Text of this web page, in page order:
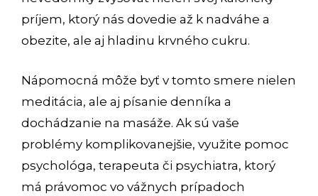
príjem, ktorý nás dovedie až k nadváhe a
obezite, ale aj hladinu krvného cukru.
Nápomocná môže byť v tomto smere nielen
meditácia, ale aj písanie denníka a
dochádzanie na masáže. Ak sú vaše
problémy komplikovanejšie, využite pomoc
psychológa, terapeuta či psychiatra, ktorý
má právomoc vo vážnych prípadoch